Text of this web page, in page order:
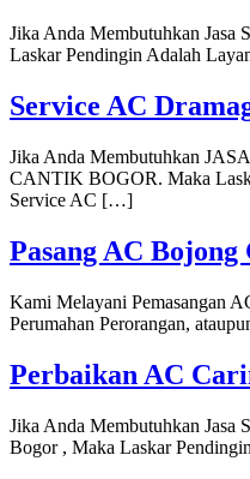
Jika Anda Membutuhkan Jasa
Laskar Pendingin Adalah
Service AC
Jika Anda Membutuhkan
CANTIK BOGOR. Maka
Service AC […]
Pasang AC Bojong
Kami Melayani Pemasangan
Perumahan Perorangan,
Perbaikan AC
Jika Anda Membutuhkan Jasa
Bogor , Maka Laskar